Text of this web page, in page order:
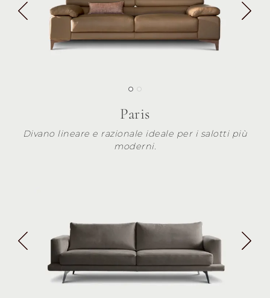
Paris
Divano lineare e razionale ideale per i salotti più
moderni.